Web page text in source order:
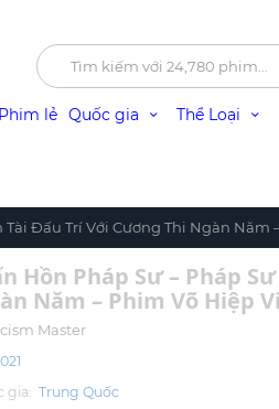
Phim lẻ Quốc gia Thể Loại
Tài Đấu Trí Với Cương Thi Ngàn Năm
Hồn Pháp Sư – Pháp
Năm – Phim Võ Hiệp
Master
gia: Trung Quốc